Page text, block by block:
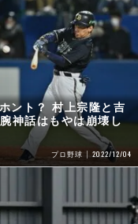
ント？ 村上宗隆と吉
神話はもやは崩壊し
プロ野球 2022/12/04